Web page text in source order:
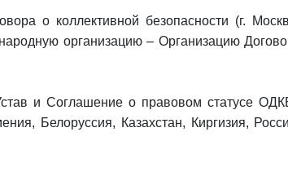
о коллективной безопасности (г.
организацию – Организацию
и Соглашение о правовом статусе
Белоруссия, Казахстан, Киргизия,